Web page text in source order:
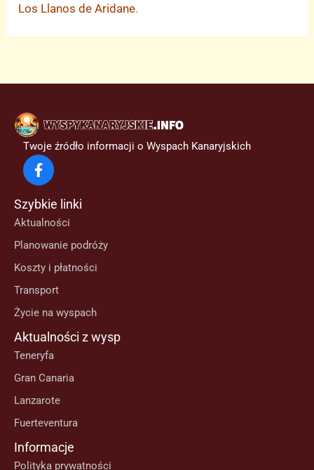
Los Llanos de Aridane.
Twoje źródło informacji o Wyspach Kanaryjskich
Szybkie linki
Aktualności
Planowanie podróży
Koszty i płatności
Transport
Życie na wyspach
Aktualności z wysp
Teneryfa
Gran Canaria
Lanzarote
Fuerteventura
Informacje
Polityka prywatności